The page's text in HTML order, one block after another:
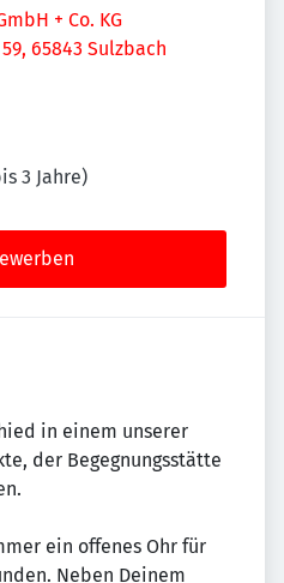
+ Co. KG
65843 Sulzbach
3 Jahre)
in einem unserer
der Begegnungsstätte
ein offenes Ohr für
Neben Deinem